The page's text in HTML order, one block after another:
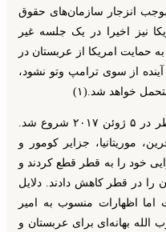
انزجار سازمان‌های حقوق
نیز اخیرا در یک جلسه غیر
و ۳۷ رای منفی به حمایت امریکا از عربستان در
از سوی ترامپ وتو نشود،
خواهد شد.(۱)
۵. بحران قطر: بحران دیپلماسی با قطر در ۵ ژوئن ۲۰۱۷ شروع شد.
موریتانیا، جزایر کومور و
خود را به قطر قطع کردند و
را در قطر کاهش دادند. دلایل
اظهارات منسوب به امیر
بهانه‌ای برای عربستان و